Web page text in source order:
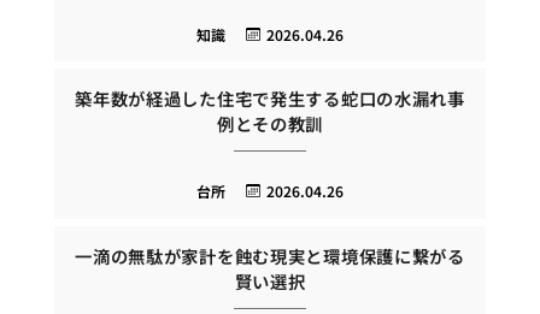
2026.04.26
知識
築年数が経過した住宅で発生する蛇口の水漏れ事
例とその教訓
2026.04.26
台所
一滴の無駄が家計を蝕む現実と環境保護に繋がる
賢い選択